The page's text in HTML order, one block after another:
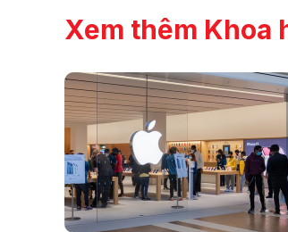
Xem thêm Khoa